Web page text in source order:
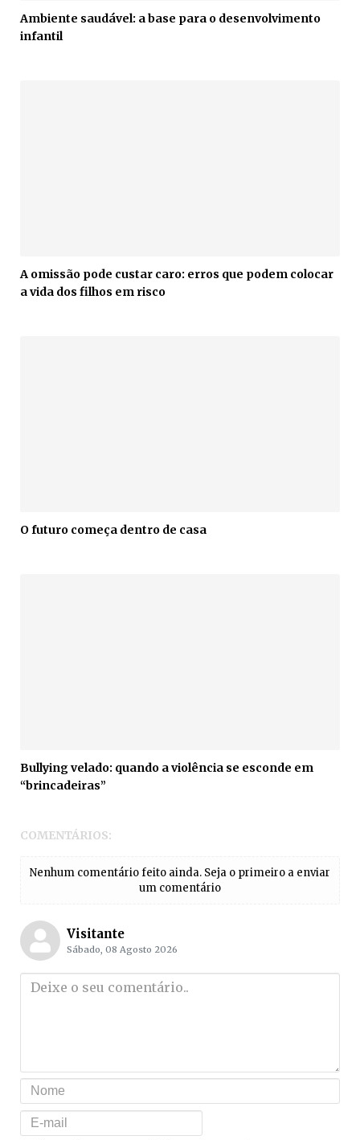
Ambiente saudável: a base para o desenvolvimento
infantil
A omissão pode custar caro: erros que podem colocar
a vida dos filhos em risco
O futuro começa dentro de casa
Bullying velado: quando a violência se esconde em
“brincadeiras”
COMENTÁRIOS:
Nenhum comentário feito ainda. Seja o primeiro a enviar
um comentário
Visitante
Sábado, 08 Agosto 2026